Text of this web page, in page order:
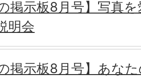
掲示板8月号】写真
明会
掲示板8月号】あな